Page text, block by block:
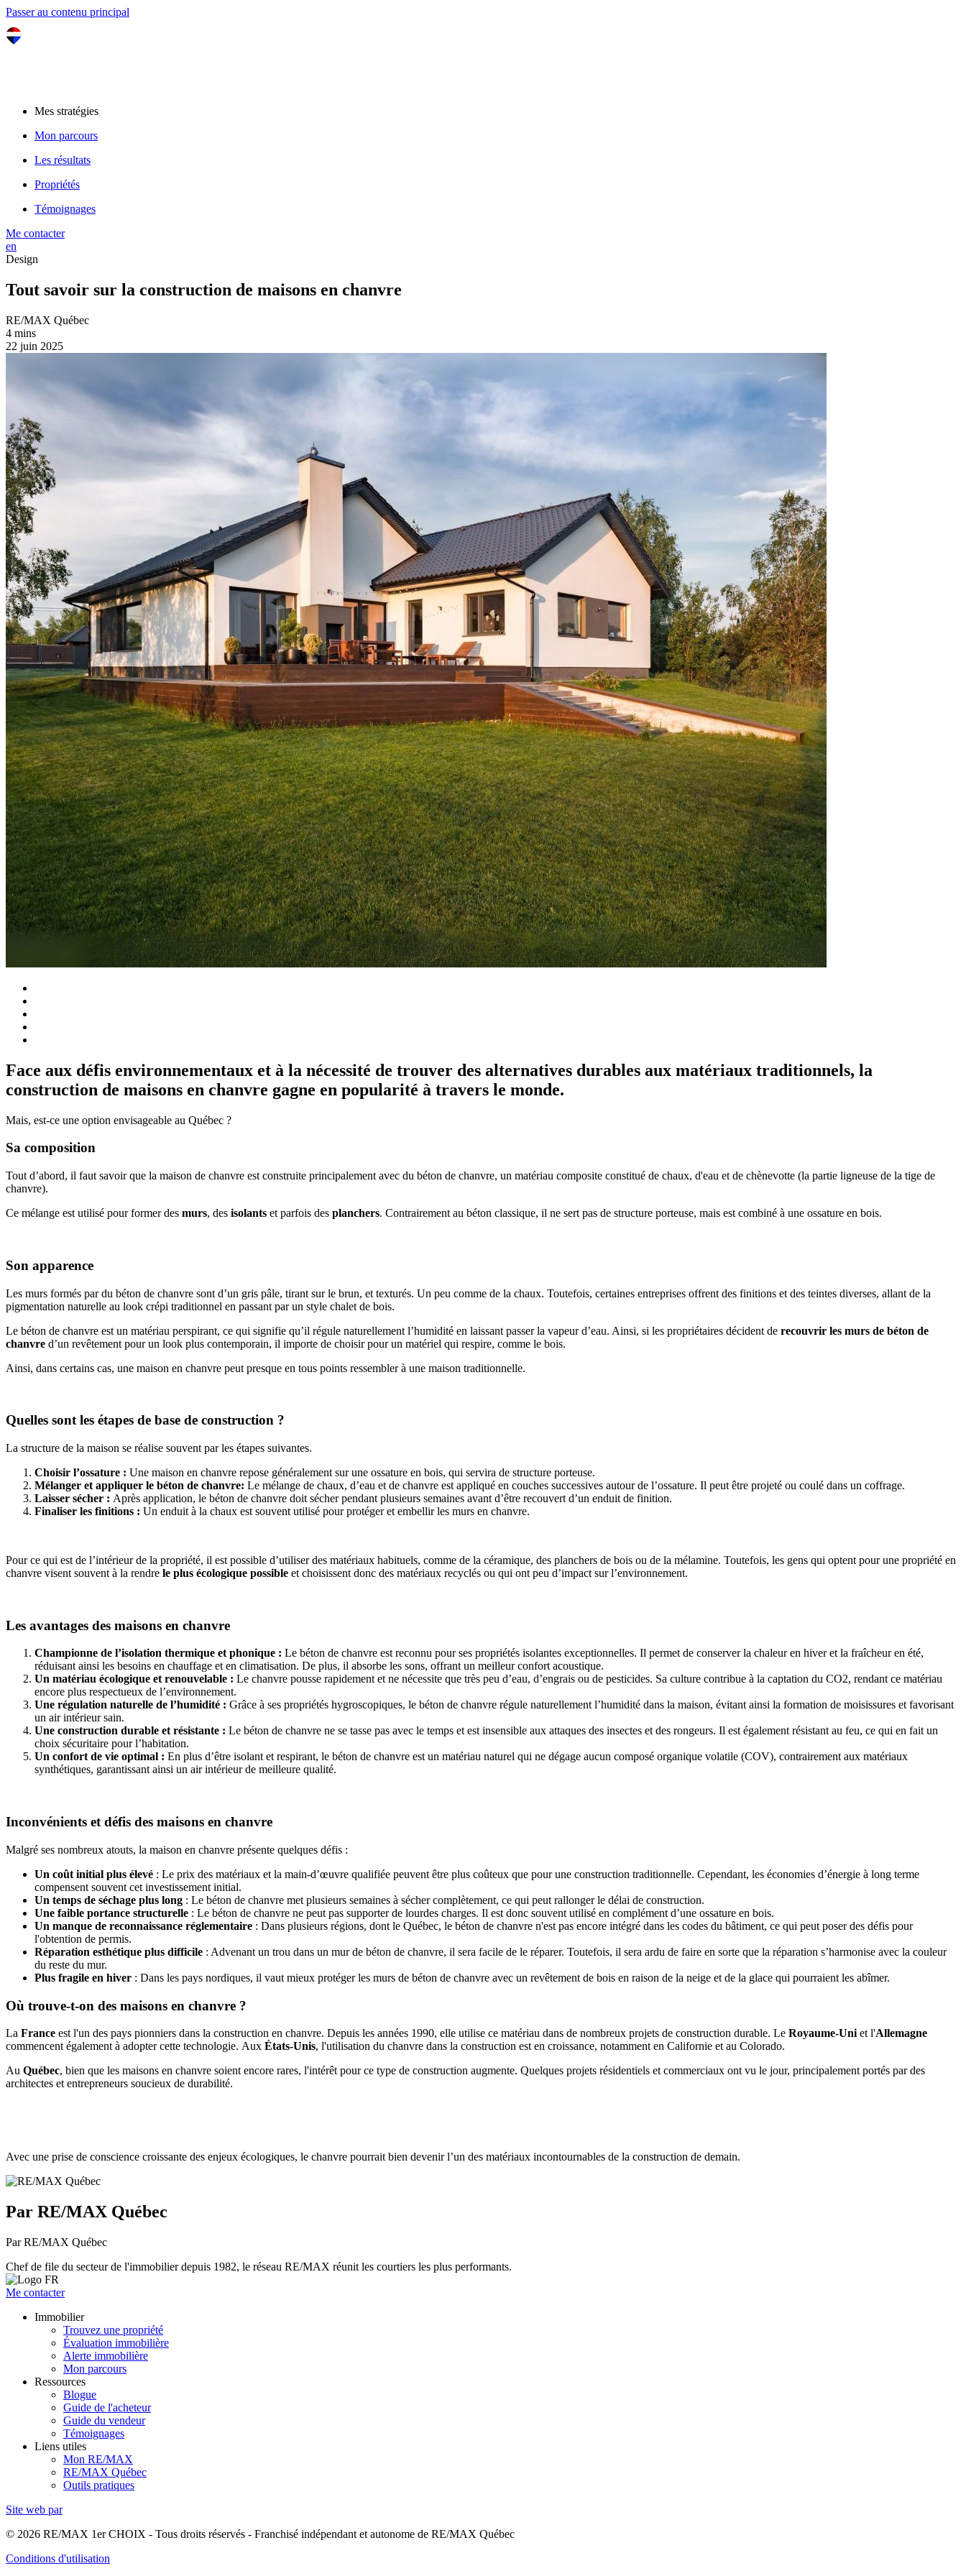
Passer au contenu principal
Mes stratégies
Mon parcours
Les résultats
Propriétés
Témoignages
Me contacter
en
Design
Tout savoir sur la construction de maisons en chanvre
RE/MAX Québec
4 mins
22 juin 2025
Face aux défis environnementaux et à la nécessité de trouver des alternatives durables aux matériaux traditionnels, la
construction de maisons en chanvre gagne en popularité à travers le monde.
Mais, est-ce une option envisageable au Québec ?
Sa composition
Tout d’abord, il faut savoir que la maison de chanvre est construite principalement avec du béton de chanvre, un matériau composite constitué de chaux, d'eau et de chènevotte (la partie ligneuse de la tige de
chanvre).
Ce mélange est utilisé pour former des murs, des isolants et parfois des planchers. Contrairement au béton classique, il ne sert pas de structure porteuse, mais est combiné à une ossature en bois.
Son apparence
Les murs formés par du béton de chanvre sont d’un gris pâle, tirant sur le brun, et texturés. Un peu comme de la chaux. Toutefois, certaines entreprises offrent des finitions et des teintes diverses, allant de la
pigmentation naturelle au look crépi traditionnel en passant par un style chalet de bois.
Le béton de chanvre est un matériau perspirant, ce qui signifie qu’il régule naturellement l’humidité en laissant passer la vapeur d’eau. Ainsi, si les propriétaires décident de recouvrir les murs de béton de
chanvre d’un revêtement pour un look plus contemporain, il importe de choisir pour un matériel qui respire, comme le bois.
Ainsi, dans certains cas, une maison en chanvre peut presque en tous points ressembler à une maison traditionnelle.
Quelles sont les étapes de base de construction ?
La structure de la maison se réalise souvent par les étapes suivantes.
Choisir l’ossature : Une maison en chanvre repose généralement sur une ossature en bois, qui servira de structure porteuse.
Mélanger et appliquer le béton de chanvre: Le mélange de chaux, d’eau et de chanvre est appliqué en couches successives autour de l’ossature. Il peut être projeté ou coulé dans un coffrage.
Laisser sécher : Après application, le béton de chanvre doit sécher pendant plusieurs semaines avant d’être recouvert d’un enduit de finition.
Finaliser les finitions : Un enduit à la chaux est souvent utilisé pour protéger et embellir les murs en chanvre.
Pour ce qui est de l’intérieur de la propriété, il est possible d’utiliser des matériaux habituels, comme de la céramique, des planchers de bois ou de la mélamine. Toutefois, les gens qui optent pour une propriété en
chanvre visent souvent à la rendre le plus écologique possible et choisissent donc des matériaux recyclés ou qui ont peu d’impact sur l’environnement.
Les avantages des maisons en chanvre
Championne de l’isolation thermique et phonique : Le béton de chanvre est reconnu pour ses propriétés isolantes exceptionnelles. Il permet de conserver la chaleur en hiver et la fraîcheur en été,
réduisant ainsi les besoins en chauffage et en climatisation. De plus, il absorbe les sons, offrant un meilleur confort acoustique.
Un matériau écologique et renouvelable : Le chanvre pousse rapidement et ne nécessite que très peu d’eau, d’engrais ou de pesticides. Sa culture contribue à la captation du CO2, rendant ce matériau
encore plus respectueux de l’environnement.
Une régulation naturelle de l’humidité : Grâce à ses propriétés hygroscopiques, le béton de chanvre régule naturellement l’humidité dans la maison, évitant ainsi la formation de moisissures et favorisant
un air intérieur sain.
Une construction durable et résistante : Le béton de chanvre ne se tasse pas avec le temps et est insensible aux attaques des insectes et des rongeurs. Il est également résistant au feu, ce qui en fait un
choix sécuritaire pour l’habitation.
Un confort de vie optimal : En plus d’être isolant et respirant, le béton de chanvre est un matériau naturel qui ne dégage aucun composé organique volatile (COV), contrairement aux matériaux
synthétiques, garantissant ainsi un air intérieur de meilleure qualité.
Inconvénients et défis des maisons en chanvre
Malgré ses nombreux atouts, la maison en chanvre présente quelques défis :
Un coût initial plus élevé : Le prix des matériaux et la main-d’œuvre qualifiée peuvent être plus coûteux que pour une construction traditionnelle. Cependant, les économies d’énergie à long terme
compensent souvent cet investissement initial.
Un temps de séchage plus long : Le béton de chanvre met plusieurs semaines à sécher complètement, ce qui peut rallonger le délai de construction.
Une faible portance structurelle : Le béton de chanvre ne peut pas supporter de lourdes charges. Il est donc souvent utilisé en complément d’une ossature en bois.
Un manque de reconnaissance réglementaire : Dans plusieurs régions, dont le Québec, le béton de chanvre n'est pas encore intégré dans les codes du bâtiment, ce qui peut poser des défis pour
l'obtention de permis.
Réparation esthétique plus difficile : Advenant un trou dans un mur de béton de chanvre, il sera facile de le réparer. Toutefois, il sera ardu de faire en sorte que la réparation s’harmonise avec la couleur
du reste du mur.
Plus fragile en hiver : Dans les pays nordiques, il vaut mieux protéger les murs de béton de chanvre avec un revêtement de bois en raison de la neige et de la glace qui pourraient les abîmer.
Où trouve-t-on des maisons en chanvre ?
La France est l'un des pays pionniers dans la construction en chanvre. Depuis les années 1990, elle utilise ce matériau dans de nombreux projets de construction durable. Le Royaume-Uni et l'Allemagne
commencent également à adopter cette technologie. Aux États-Unis, l'utilisation du chanvre dans la construction est en croissance, notamment en Californie et au Colorado.
Au Québec, bien que les maisons en chanvre soient encore rares, l'intérêt pour ce type de construction augmente. Quelques projets résidentiels et commerciaux ont vu le jour, principalement portés par des
architectes et entrepreneurs soucieux de durabilité.
Avec une prise de conscience croissante des enjeux écologiques, le chanvre pourrait bien devenir l’un des matériaux incontournables de la construction de demain.
Par RE/MAX Québec
Par RE/MAX Québec
Chef de file du secteur de l'immobilier depuis 1982, le réseau RE/MAX réunit les courtiers les plus performants.
Me contacter
Immobilier
Trouvez une propriété
Évaluation immobilière
Alerte immobilière
Mon parcours
Ressources
Blogue
Guide de l'acheteur
Guide du vendeur
Témoignages
Liens utiles
Mon RE/MAX
RE/MAX Québec
Outils pratiques
Site web par
© 2026 RE/MAX 1er CHOIX - Tous droits réservés - Franchisé indépendant et autonome de RE/MAX Québec
Conditions d'utilisation